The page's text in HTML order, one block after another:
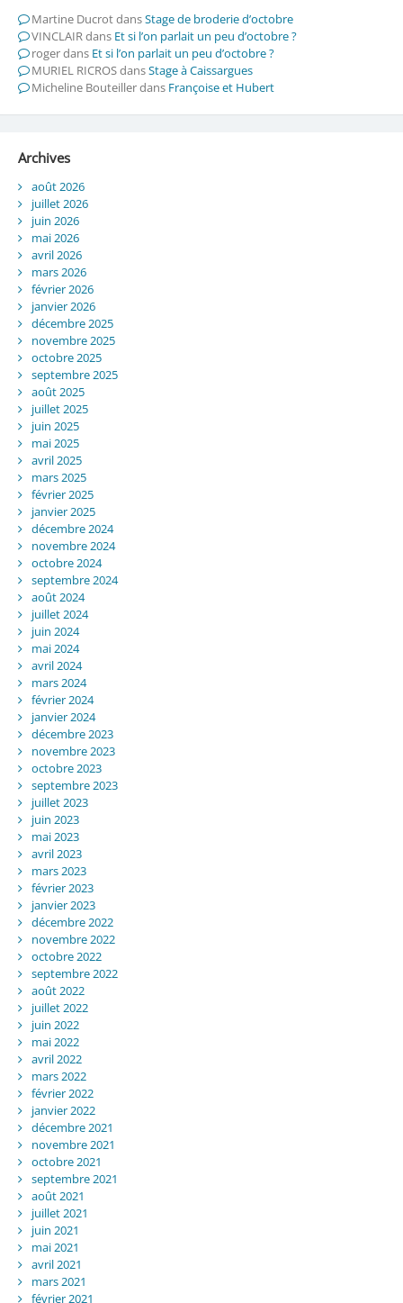
Martine DucrotdansStage de broderie d’octobre
VINCLAIRdans Et si l’on parlait un peu d’octobre ?
rogerdans Et si l’on parlait un peu d’octobre ?
MURIEL RICROSdansStage à Caissargues
Micheline Bouteillerdans Françoise et Hubert
Archives
août 2026
juillet 2026
juin 2026
mai 2026
avril 2026
mars 2026
février 2026
janvier 2026
décembre 2025
novembre 2025
octobre 2025
septembre 2025
août 2025
juillet 2025
juin 2025
mai 2025
avril 2025
mars 2025
février 2025
janvier 2025
décembre 2024
novembre 2024
octobre 2024
septembre 2024
août 2024
juillet 2024
juin 2024
mai 2024
avril 2024
mars 2024
février 2024
janvier 2024
décembre 2023
novembre 2023
octobre 2023
septembre 2023
juillet 2023
juin 2023
mai 2023
avril 2023
mars 2023
février 2023
janvier 2023
décembre 2022
novembre 2022
octobre 2022
septembre 2022
août 2022
juillet 2022
juin 2022
mai 2022
avril 2022
mars 2022
février 2022
janvier 2022
décembre 2021
novembre 2021
octobre 2021
septembre 2021
août 2021
juillet 2021
juin 2021
mai 2021
avril 2021
mars 2021
février 2021